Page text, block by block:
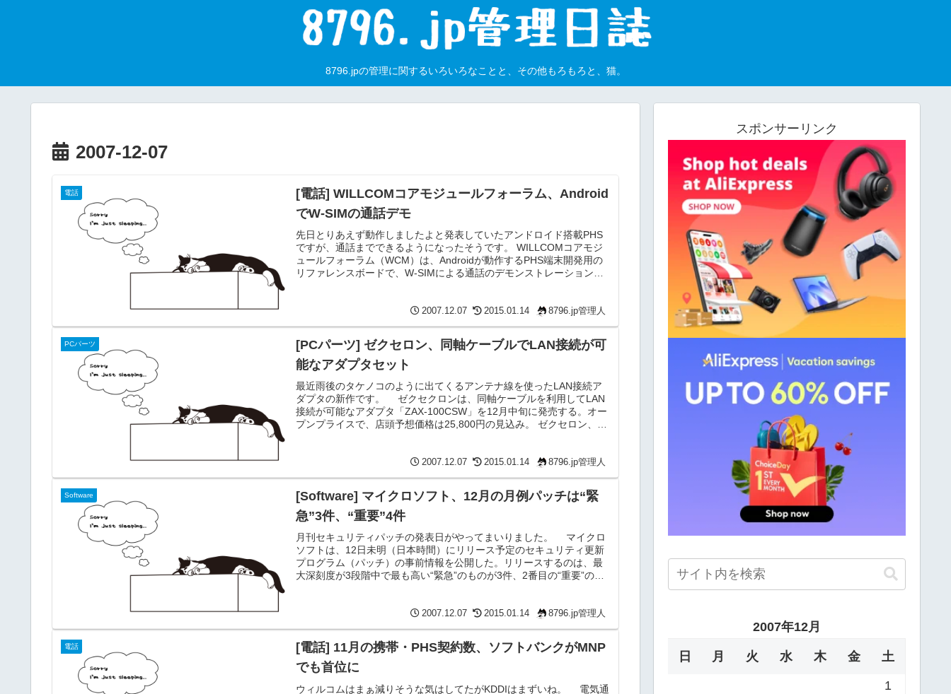
8796.jpの管理に関するいろいろなことと、その他もろもろと、猫。
2007-12-07
電話
[電話] WILLCOMコアモジュールフォーラム、Android
でW-SIMの通話デモ
先日とりあえず動作しましたよと発表していたアンドロイド搭載PHS
ですが、通話までできるようになったそうです。 WILLCOMコアモジ
ュールフォーラム（WCM）は、Androidが動作するPHS端末開発用の
リファレンスボードで、W-SIMによる通話のデモンストレーションを
に頑張ってるコアモジュールフォーラムです。ずばり売名目的だそう
2007.12.07 2015.01.14 8796.jp管理人
PCパーツ
[PCパーツ] ゼクセロン、同軸ケーブルでLAN接続が可
能なアダプタセット
最近雨後のタケノコのように出てくるアンテナ線を使ったLAN接続ア
ダプタの新作です。 ゼクセクロンは、同軸ケーブルを利用してLAN
接続が可能なアダプタ「ZAX-100CSW」を12月中旬に発売する。オー
プンプライスで、店頭予想価格は25,800円の見込み。 ゼクセロン、同
テレビの裏など基本的に見えないようなところに設置するものだから
2007.12.07 2015.01.14 8796.jp管理人
Software
[Software] マイクロソフト、12月の月例パッチは“緊
急”3件、“重要”4件
月刊セキュリティパッチの発表日がやってまいりました。 マイクロ
ソフトは、12日未明（日本時間）にリリース予定のセキュリティ更新
プログラム（パッチ）の事前情報を公開した。リリースするのは、最
大深刻度が3段階中で最も高い“緊急”のものが3件、2番目の“重要”のも
りですね。緊急が3件あるので、12日は朝一番にWindowsUpdateをし
た方が良さそうで...
2007.12.07 2015.01.14 8796.jp管理人
電話
[電話] 11月の携帯・PHS契約数、ソフトバンクがMNP
でも首位に
ウィルコムはまぁ減りそうな気はしてたがKDDIはまずいね。 電気通
スポンサーリンク
2007年12月
日 月 火 水 木 金 土
1